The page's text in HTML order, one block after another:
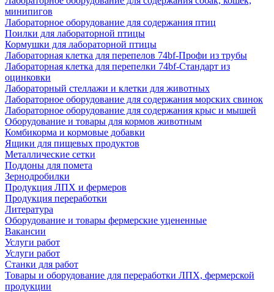
минипигов
Лабораторное оборудование для содержания птиц
Поилки для лабораторной птицы
Кормушки для лабораторной птицы
Лабораторная клетка для перепелов 74bf-Профи из трубы
Лабораторная клетка для перепелки 74bf-Стандарт из
оцинковки
Лабораторный стеллажи и клетки для животных
Лабораторное оборудование для содержания морских свинок
Лабораторное оборудование для содержания крыс и мышей
Оборудование и товары для кормов животным
Комбикорма и кормовые добавки
Ящики для пищевых продуктов
Металлические сетки
Поддоны для помета
Зернодробилки
Продукция ЛПХ и фермеров
Продукция переработки
Литература
Оборудование и товары фермерские уцененные
Вакансии
Услуги работ
Услуги работ
Станки для работ
Товары и оборудование для переработки ЛПХ, фермерской
продукции